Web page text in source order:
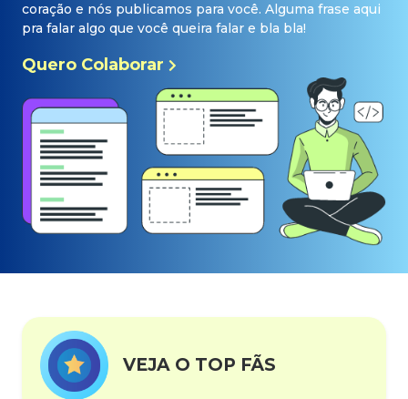
coração e nós publicamos para você. Alguma frase aqui
pra falar algo que você queira falar e bla bla!
Quero Colaborar
VEJA O TOP FÃS